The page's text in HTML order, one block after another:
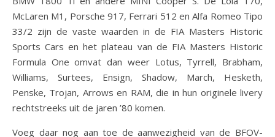
McLaren M1, Porsche 917, Ferrari 512 en Alfa Romeo Tipo
33/2 zijn de vaste waarden in de FIA Masters Historic
Sports Cars en het plateau van de FIA Masters Historic
Formula One omvat dan weer Lotus, Tyrrell, Brabham,
Williams, Surtees, Ensign, Shadow, March, Hesketh,
Penske, Trojan, Arrows en RAM, die in hun originele livery
rechtstreeks uit de jaren ’80 komen.
Voeg daar nog aan toe de aanwezigheid van de BFOV-